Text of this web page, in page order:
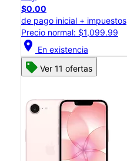
$0.00
de pago inicial + impuestos
Precio normal: $1,099.99
location_on En existencia
Ver 11 ofertas